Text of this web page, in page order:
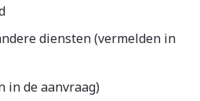
diensten (vermelden in
in de aanvraag)